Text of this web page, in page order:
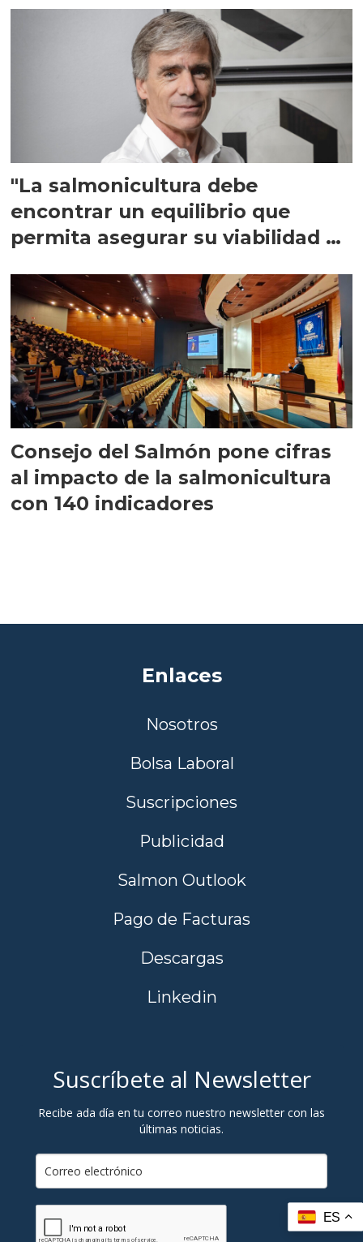
"La salmonicultura debe
encontrar un equilibrio que
permita asegurar su viabilidad de
Consejo del Salmón pone cifras
al impacto de la salmonicultura
con 140 indicadores
Enlaces
Nosotros
Bolsa Laboral
Suscripciones
Publicidad
Salmon Outlook
Pago de Facturas
Descargas
Linkedin
Suscríbete al Newsletter
Recibe ada día en tu correo nuestro newsletter con las
últimas noticias.
ES